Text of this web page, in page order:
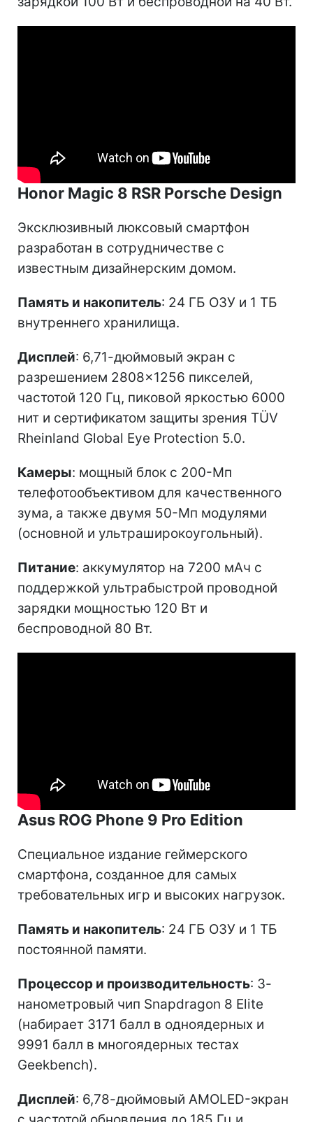
Honor Magic 8 RSR Porsche Design
Эксклюзивный люксовый смартфон
разработан в сотрудничестве с
известным дизайнерским домом.
Память и накопитель: 24 ГБ ОЗУ и 1 ТБ
внутреннего хранилища.
Дисплей: 6,71-дюймовый экран с
разрешением 2808×1256 пикселей,
частотой 120 Гц, пиковой яркостью 6000
нит и сертификатом защиты зрения TÜV
Rheinland Global Eye Protection 5.0.
Камеры: мощный блок с 200-Мп
телефотообъективом для качественного
зума, а также двумя 50-Мп модулями
(основной и ультраширокоугольный).
Питание: аккумулятор на 7200 мАч с
поддержкой ультрабыстрой проводной
зарядки мощностью 120 Вт и
беспроводной 80 Вт.
Asus ROG Phone 9 Pro Edition
Специальное издание геймерского
смартфона, созданное для самых
требовательных игр и высоких нагрузок.
Память и накопитель: 24 ГБ ОЗУ и 1 ТБ
постоянной памяти.
Процессор и производительность: 3-
нанометровый чип Snapdragon 8 Elite
(набирает 3171 балл в одноядерных и
9991 балл в многоядерных тестах
Geekbench).
Дисплей: 6,78-дюймовый AMOLED-экран